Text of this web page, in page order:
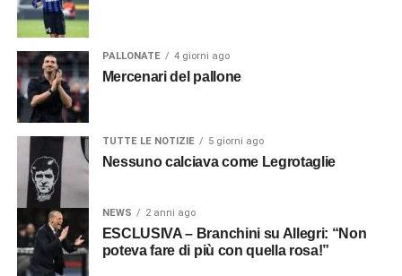
PALLONATE 4 giorni ago
Mercenari del pallone
TUTTE LE NOTIZIE 5 giorni ago
Nessuno calciava come Legrotaglie
NEWS 2 anni ago
ESCLUSIVA – Branchini su Allegri: “Non
poteva fare di più con quella rosa!”